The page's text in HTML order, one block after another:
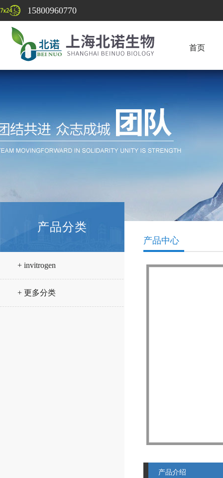
15800960770
首页
产品分类
+ invitrogen
+ 更多分类
产品中心
产品介绍